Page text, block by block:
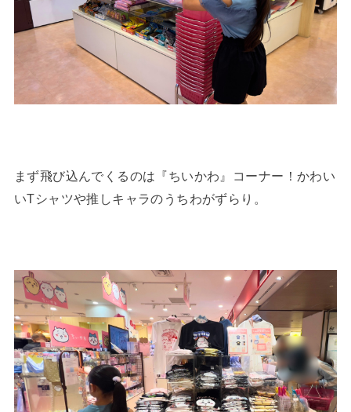
まず飛び込んでくるのは『ちいかわ』コーナー！かわい
いTシャツや推しキャラのうちわがずらり。